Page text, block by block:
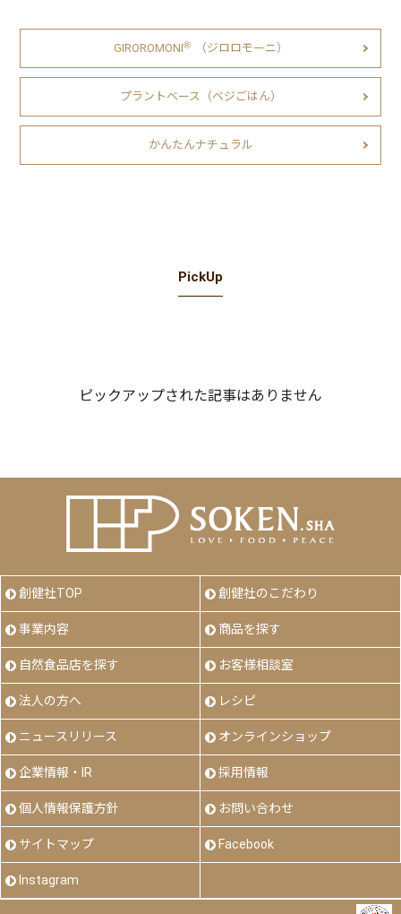
GIROROMONIⓇ （ジロロモーニ）
プラントベース（ベジごはん）
かんたんナチュラル
PickUp
ピックアップされた記事はありません
創健社TOP 創健社のこだわり
事業内容 商品を探す
自然食品店を探す お客様相談室
法人の方へ レシピ
ニュースリリース オンラインショップ
企業情報・IR 採用情報
個人情報保護方針 お問い合わせ
サイトマップ Facebook
Instagram